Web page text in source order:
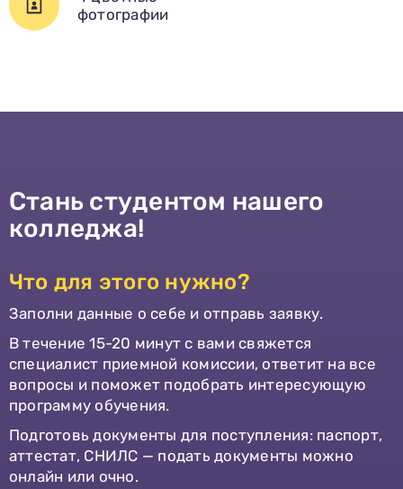
фотографии
Стань студентом нашего
колледжа!
Что для этого нужно?
Заполни данные о себе и отправь заявку.
В течение 15-20 минут с вами свяжется
специалист приемной комиссии, ответит на все
вопросы и поможет подобрать интересующую
программу обучения.
Подготовь документы для поступления: паспорт,
аттестат, СНИЛС — подать документы можно
онлайн или очно.